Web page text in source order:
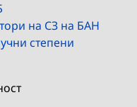
на СЗ на БАН
степени